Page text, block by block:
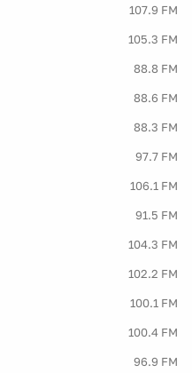
107.9 FM
105.3 FM
88.8 FM
88.6 FM
88.3 FM
97.7 FM
106.1 FM
91.5 FM
104.3 FM
102.2 FM
100.1 FM
100.4 FM
96.9 FM